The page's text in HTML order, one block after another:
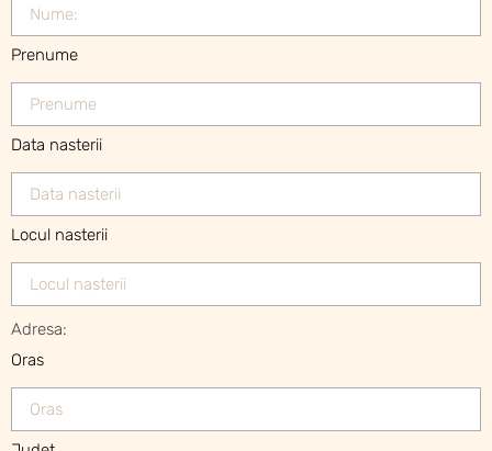
Prenume
Data nasterii
Locul nasterii
Adresa:
Oras